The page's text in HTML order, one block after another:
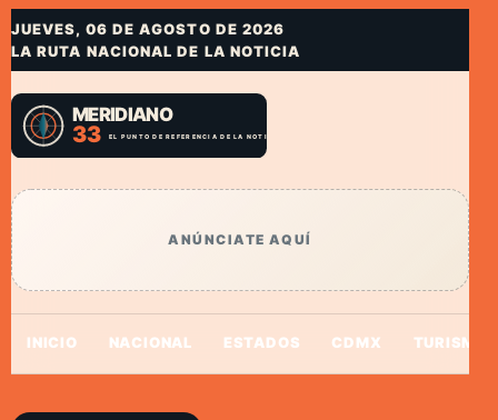
JUEVES, 06 DE AGOSTO DE 2026
LA RUTA NACIONAL DE LA NOTICIA
ANÚNCIATE AQUÍ
INICIO NACIONAL ESTADOS CDMX TURISMO